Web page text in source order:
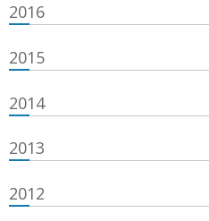
2016
2015
2014
2013
2012